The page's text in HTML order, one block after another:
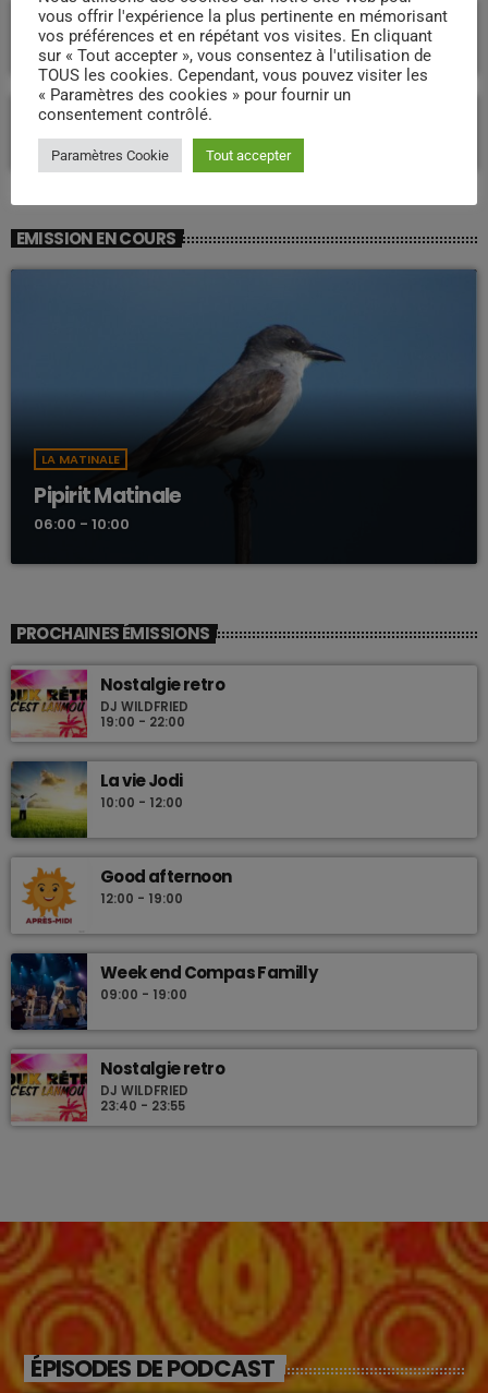
Martinique : quelle voie pour un
développement durable et souverain pour
l’avenir ?
Proposition de loi « Réparation » : l’article
26 relance le débat sur un accord de 1946
en Martinique
EMISSION EN COURS
LA MATINALE
Pipirit Matinale
06:00 - 10:00
PROCHAINES ÉMISSIONS
Nostalgie retro
DJ WILDFRIED
19:00 - 22:00
La vie Jodi
10:00 - 12:00
Good afternoon
12:00 - 19:00
Week end Compas Familly
09:00 - 19:00
Nostalgie retro
DJ WILDFRIED
23:40 - 23:55
ÉPISODES DE PODCAST
vous offrir l'expérience la plus pertinente en mémorisant
vos préférences et en répétant vos visites. En cliquant
sur « Tout accepter », vous consentez à l'utilisation de
TOUS les cookies. Cependant, vous pouvez visiter les
« Paramètres des cookies » pour fournir un
consentement contrôlé.
Paramètres Cookie Tout accepter